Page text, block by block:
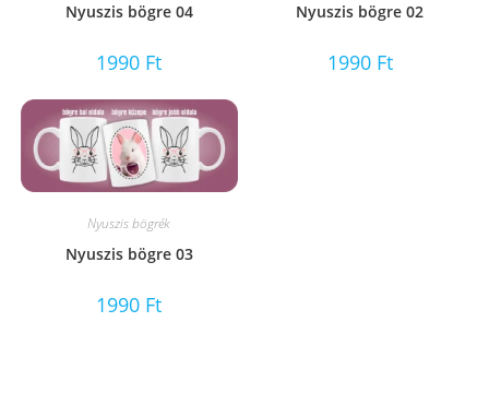
Nyuszis bögre 04
1990 Ft
Nyuszis bögre 02
1990 Ft
Nyuszis bögrék
Nyuszis bögre 03
1990 Ft